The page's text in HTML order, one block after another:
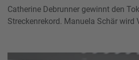
Catherine Debrunner gewinnt den
Streckenrekord. Manuela Schär wird